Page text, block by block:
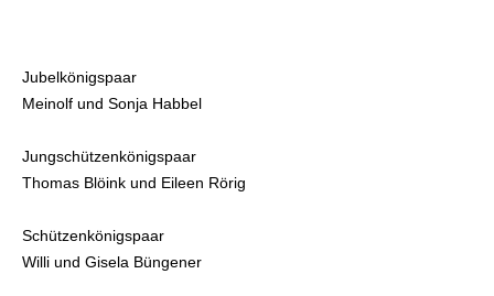
Jubelkönigspaar
Meinolf und Sonja Habbel
Jungschützenkönigspaar
Thomas Blöink und Eileen Rörig
Schützenkönigspaar
Willi und Gisela Büngener